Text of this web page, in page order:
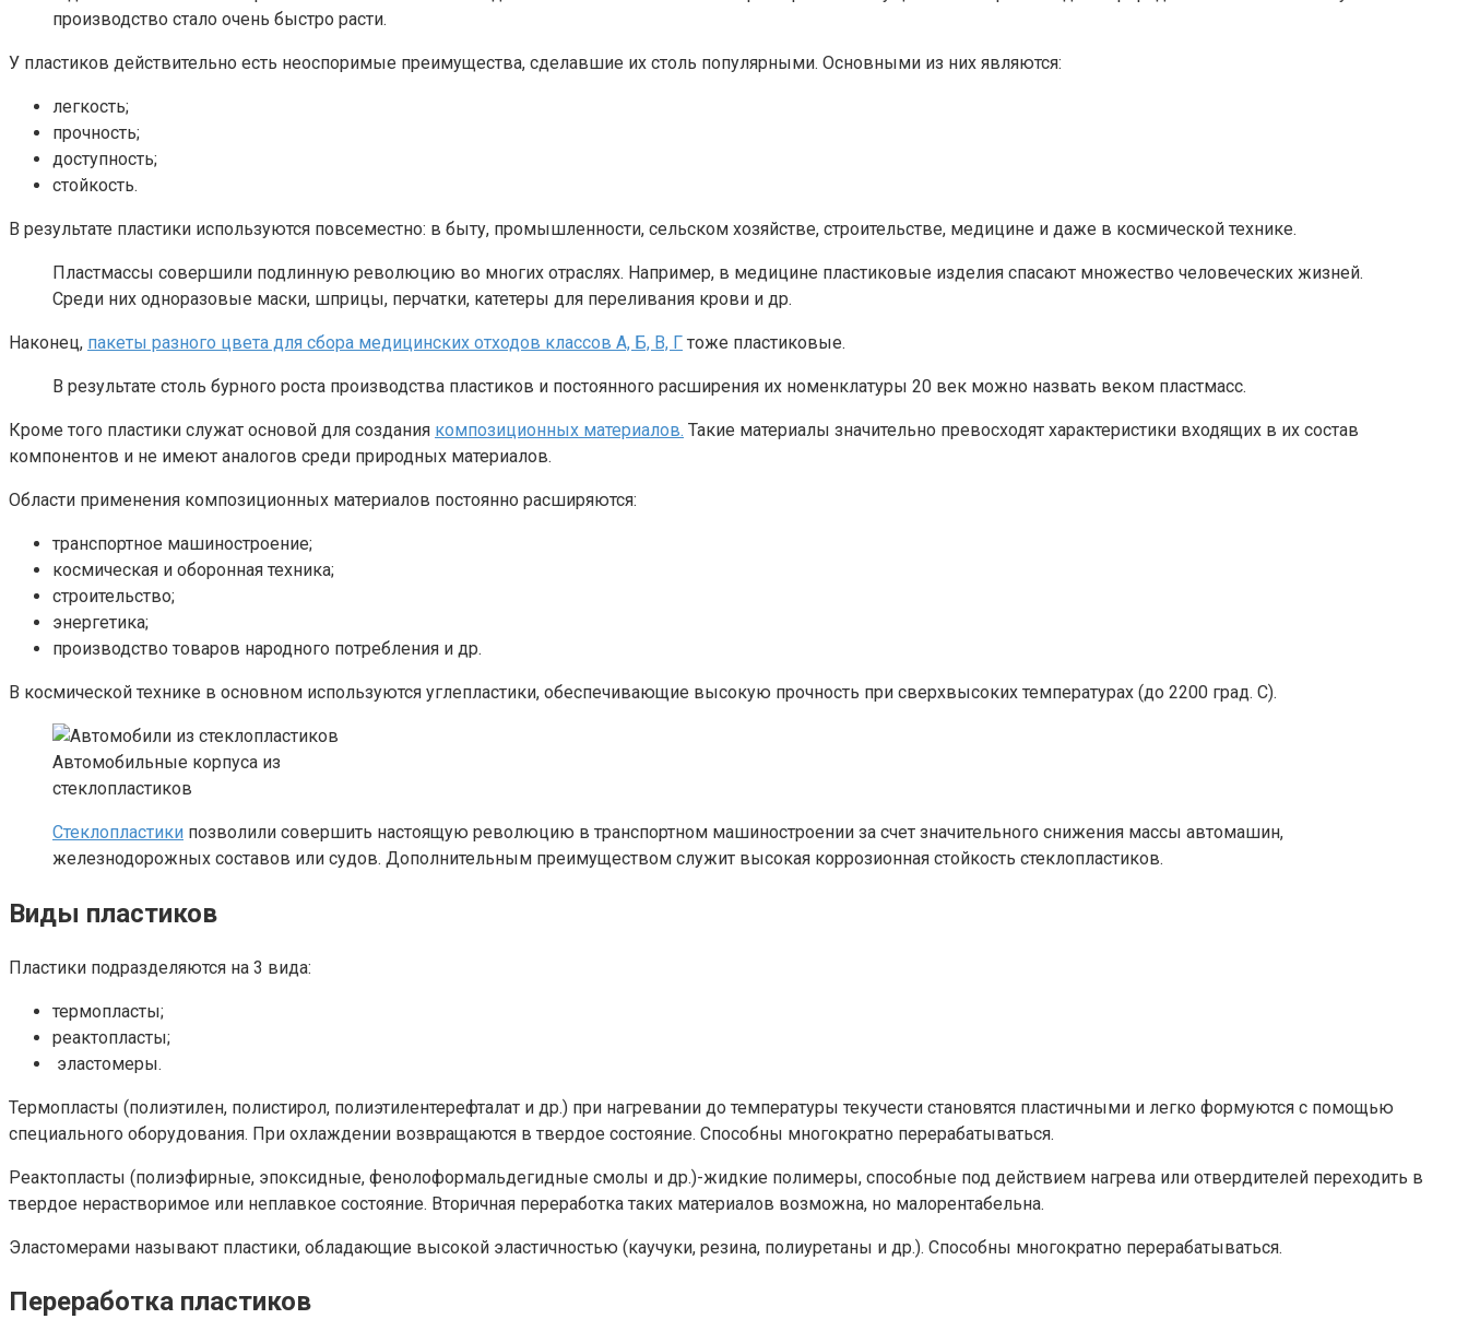
производство стало очень быстро расти.
У пластиков действительно есть неоспоримые преимущества, сделавшие их столь популярными. Основными из них являются:
легкость;
прочность;
доступность;
стойкость.
В результате пластики используются повсеместно: в быту, промышленности, сельском хозяйстве, строительстве, медицине и даже в космической технике.
Пластмассы совершили подлинную революцию во многих отраслях. Например, в медицине пластиковые изделия спасают множество человеческих жизней.
Среди них одноразовые маски, шприцы, перчатки, катетеры для переливания крови и др.
Наконец, пакеты разного цвета для сбора медицинских отходов классов А, Б, В, Г тоже пластиковые.
В результате столь бурного роста производства пластиков и постоянного расширения их номенклатуры 20 век можно назвать веком пластмасс.
Кроме того пластики служат основой для создания композиционных материалов. Такие материалы значительно превосходят характеристики входящих в их состав
компонентов и не имеют аналогов среди природных материалов.
Области применения композиционных материалов постоянно расширяются:
транспортное машиностроение;
космическая и оборонная техника;
строительство;
энергетика;
производство товаров народного потребления и др.
В космической технике в основном используются углепластики, обеспечивающие высокую прочность при сверхвысоких температурах (до 2200 град. С).
Автомобильные корпуса из
стеклопластиков
Стеклопластики позволили совершить настоящую революцию в транспортном машиностроении за счет значительного снижения массы автомашин,
железнодорожных составов или судов. Дополнительным преимуществом служит высокая коррозионная стойкость стеклопластиков.
Виды пластиков
Пластики подразделяются на 3 вида:
термопласты;
реактопласты;
эластомеры.
Термопласты (полиэтилен, полистирол, полиэтилентерефталат и др.) при нагревании до температуры текучести становятся пластичными и легко формуются с помощью
специального оборудования. При охлаждении возвращаются в твердое состояние. Способны многократно перерабатываться.
Реактопласты (полиэфирные, эпоксидные, фенолоформальдегидные смолы и др.)-жидкие полимеры, способные под действием нагрева или отвердителей переходить в
твердое нерастворимое или неплавкое состояние. Вторичная переработка таких материалов возможна, но малорентабельна.
Эластомерами называют пластики, обладающие высокой эластичностью (каучуки, резина, полиуретаны и др.). Способны многократно перерабатываться.
Переработка пластиков